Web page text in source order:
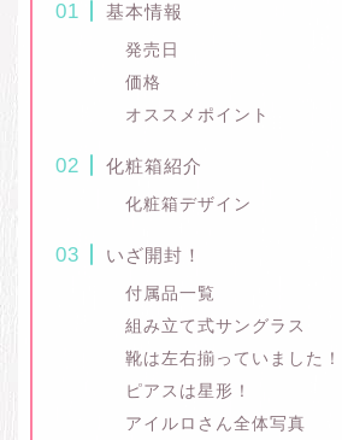
基本情報
発売日
価格
オススメポイント
化粧箱紹介
化粧箱デザイン
いざ開封！
付属品一覧
組み立て式サングラス
靴は左右揃っていました！
ピアスは星形！
アイルロさん全体写真